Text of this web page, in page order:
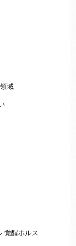
域
覚醒ホルス